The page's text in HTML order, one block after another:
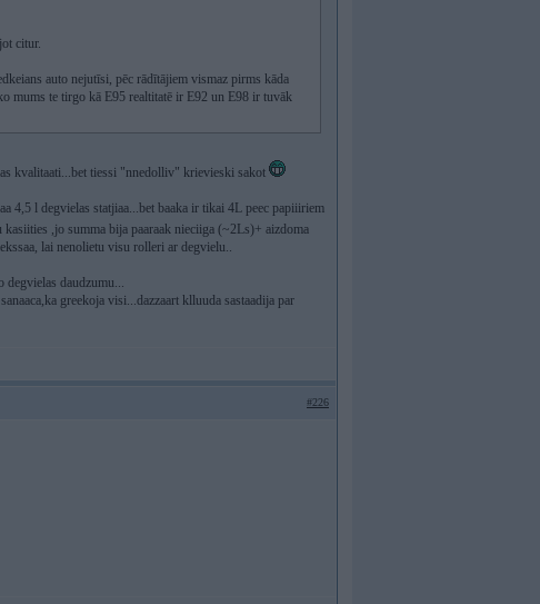
citur.
auto nejutīsi, pēc rādītājiem vismaz pirms kāda
mums te tirgo kā E95 realtitatē ir E92 un E98 ir tuvāk
kvalitaati...bet tiessi "nnedolliv" krievieski sakot
4,5 l degvielas statjiaa...bet baaka ir tikai 4L peec papiiiriem
kasiities ,jo summa bija paaraak nieciiga (~2Ls)+ aizdoma
lai nenolietu visu rolleri ar degvielu..
degvielas daudzumu...
greekoja visi...dazzaart klluuda sastaadija par
#226